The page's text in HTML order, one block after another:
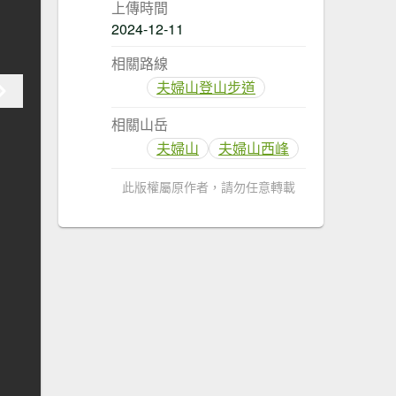
上傳時間
2024-12-11
相關路線
夫婦山登山步道
相關山岳
夫婦山
夫婦山西峰
此版權屬原作者，請勿任意轉載